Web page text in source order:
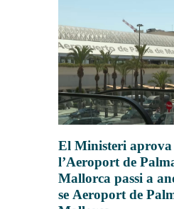
El Ministeri aprova
l’Aeroport de
Mallorca passi a
se Aeroport de